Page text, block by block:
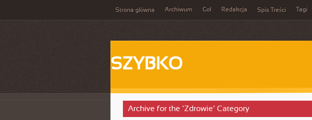
Strona główna Archiwum Gol Redakcja Spis Treści Tagi
SZYBKO
Archive for the ‘Zdrowie’ Category